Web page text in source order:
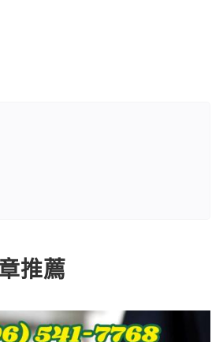
推薦